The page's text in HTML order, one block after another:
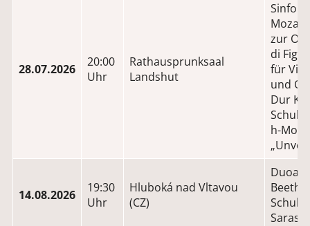
28.07.2026
20:00
Uhr
Rathausprunksaal
Landshut
zur
di
für
und
Dur KV
h-Moll
14.08.2026
19:30
Uhr
Hluboká nad Vltavou
(CZ)